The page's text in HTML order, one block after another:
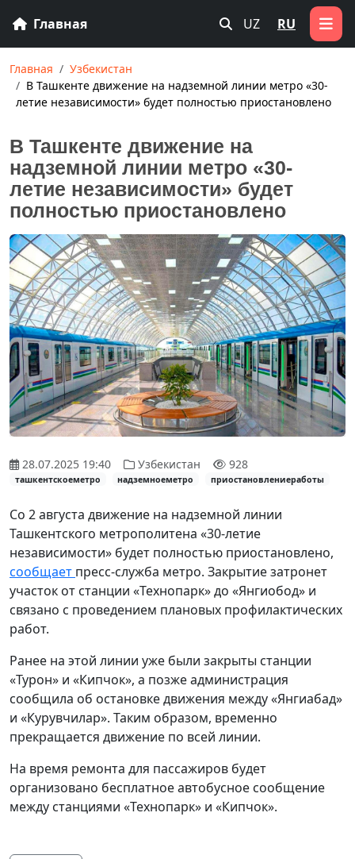
Главная UZ RU
Главная
Узбекистан
В Ташкенте движение на надземной линии метро «30-
летие независимости» будет полностью приостановлено
В Ташкенте движение на
надземной линии метро «30-
летие независимости» будет
полностью приостановлено
28.07.2025 19:40 Узбекистан 928
ташкентскоеметро надземноеметро приостановлениеработы
Со 2 августа движение на надземной линии
Ташкентского метрополитена «30-летие
независимости» будет полностью приостановлено,
сообщает пресс-служба метро. Закрытие затронет
участок от станции «Технопарк» до «Янгиобод» и
связано с проведением плановых профилактических
работ.
Ранее на этой линии уже были закрыты станции
«Турон» и «Кипчок», а позже администрация
сообщила об остановке движения между «Янгиабад»
и «Курувчилар». Таким образом, временно
прекращается движение по всей линии.
На время ремонта для пассажиров будет
организовано бесплатное автобусное сообщение
между станциями «Технопарк» и «Кипчок».